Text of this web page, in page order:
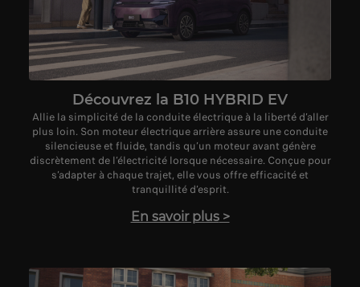
Découvrez la B10 HYBRID EV
Allie la simplicité de la conduite électrique à la liberté d’aller
plus loin. Son moteur électrique arrière assure une conduite
silencieuse et fluide, tandis qu’un moteur avant génère
discrètement de l’électricité lorsque nécessaire. Conçue pour
s’adapter à chaque trajet, elle vous offre efficacité et
tranquillité d’esprit.
En savoir plus>